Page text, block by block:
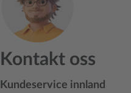
Kontakt oss
Kundeservice innland